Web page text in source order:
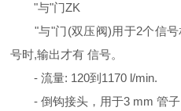
"与"门ZK
"与"门(双压阀)用于2个信号
号时,输出才有 信号。
- 流量: 120到1170 l/min.
- 倒钩接头，用于3 mm 管子